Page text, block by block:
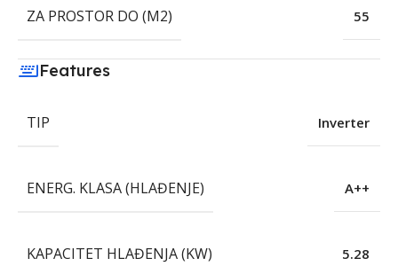
ZA PROSTOR DO (M2) 55
Features
TIP Inverter
ENERG. KLASA (HLAĐENJE) A++
KAPACITET HLAĐENJA (KW) 5.28